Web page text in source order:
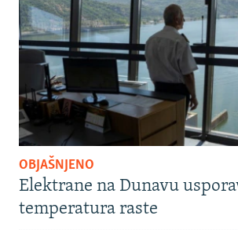
OBJAŠNJENO
Elektrane na Dunavu
temperatura raste